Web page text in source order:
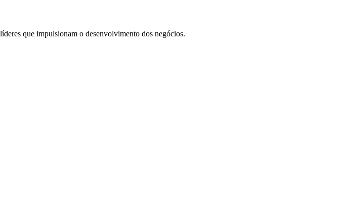
que impulsionam o desenvolvimento dos negócios.